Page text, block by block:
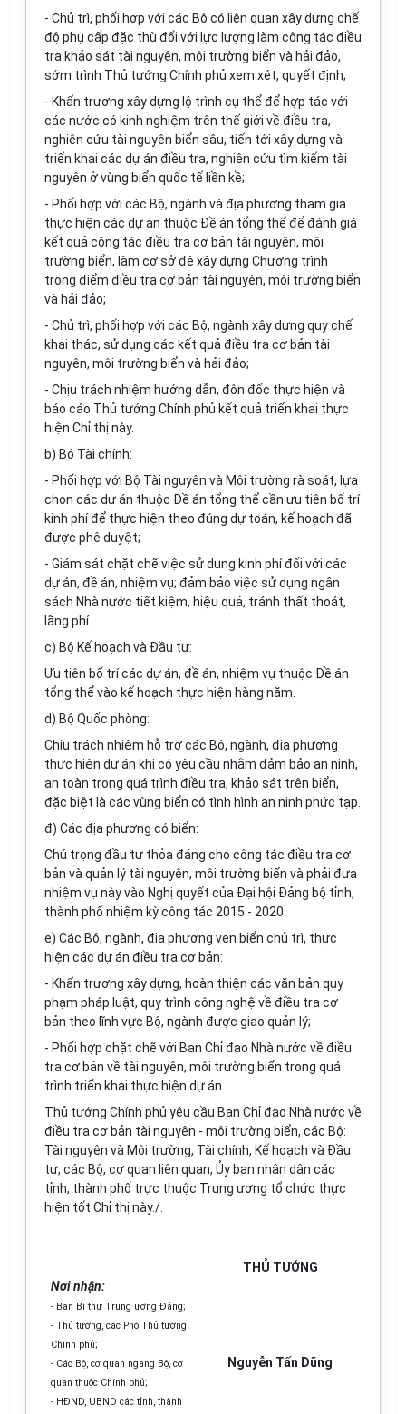
- Chủ trì, phối hợp với các Bộ có liên quan xây dựng chế
độ phụ cấp đặc thù đối với lực lượng làm công tác điều
tra khảo sát tài nguyên, môi trường biển và hải đảo,
sớm trình Thủ tướng Chính phủ xem xét, quyết định;
- Khẩn trương xây dựng lộ trình cụ thể để hợp tác với
các nước có kinh nghiệm trên thế giới về điều tra,
nghiên cứu tài nguyên biển sâu, tiến tới xây dựng và
triển khai các dự án điều tra, nghiên cứu tìm kiếm tài
nguyên ở vùng biển quốc tế liền kề;
- Phối hợp với các Bộ, ngành và địa phương tham gia
thực hiện các dự án thuộc Đề án tổng thể để đánh giá
kết quả công tác điều tra cơ bản tài nguyên, môi
trường biển, làm cơ sở đê xây dựng Chương trình
trọng điểm điều tra cơ bản tài nguyên, môi trường biển
và hải đảo;
- Chủ trì, phối hợp với các Bộ, ngành xây dựng quy chế
khai thác, sử dụng các kết quả điều tra cơ bản tài
nguyên, môi trường biển và hải đảo;
- Chịu trách nhiệm hướng dẫn, đôn đốc thực hiện và
báo cáo Thủ tướng Chính phủ kết quả triển khai thực
hiện Chỉ thị này.
b) Bộ Tài chính:
- Phối hợp với Bộ Tài nguyên và Môi trường rà soát, lựa
chọn các dự án thuộc Đề án tổng thể cần ưu tiên bố trí
kinh phí để thực hiện theo đúng dự toán, kế hoạch đã
được phê duyệt;
- Giám sát chặt chẽ việc sử dụng kinh phí đối với các
dự án, đề án, nhiệm vụ; đảm bảo việc sử dụng ngân
sách Nhà nước tiết kiệm, hiệu quả, tránh thất thoát,
lãng phí.
c) Bộ Kế hoạch và Đầu tư:
Ưu tiên bố trí các dự án, đề án, nhiệm vụ thuộc Đề án
tổng thể vào kế hoạch thực hiện hàng năm.
d) Bộ Quốc phòng:
Chịu trách nhiệm hỗ trợ các Bộ, ngành, địa phương
thực hiện dự án khi có yêu cầu nhằm đảm bảo an ninh,
an toàn trong quá trình điều tra, khảo sát trên biển,
đặc biệt là các vùng biển có tình hình an ninh phức tạp.
đ) Các địa phương có biển:
Chú trọng đầu tư thỏa đáng cho công tác điều tra cơ
bản và quản lý tài nguyên, môi trường biển và phải đưa
nhiệm vụ này vào Nghị quyết của Đại hội Đảng bộ tỉnh,
thành phố nhiệm kỳ công tác 2015 - 2020.
e) Các Bộ, ngành, địa phương ven biển chủ trì, thực
hiện các dự án điều tra cơ bản:
- Khẩn trương xây dựng, hoàn thiện các văn bản quy
phạm pháp luật, quy trình công nghệ về điều tra cơ
bản theo lĩnh vực Bộ, ngành được giao quản lý;
- Phối hợp chặt chẽ với Ban Chỉ đạo Nhà nước về điều
tra cơ bản về tài nguyên, môi trường biển trong quá
trình triển khai thực hiện dự án.
Thủ tướng Chính phủ yêu cầu Ban Chỉ đạo Nhà nước về
điều tra cơ bản tài nguyên - môi trường biển, các Bộ:
Tài nguyên và Môi trường, Tài chính, Kế hoạch và Đầu
tư, các Bộ, cơ quan liên quan, Ủy ban nhân dân các
tỉnh, thành phố trực thuộc Trung ương tổ chức thực
hiện tốt Chỉ thị này./.
Nơi nhận:
- Ban Bí thư Trung ương Đảng;
-Thủ tướng, các Phó Thủ tướng
Chính phủ;
- Các Bộ, cơ quan ngang Bộ, cơ
quan thuộc Chính phủ;
- HĐND, UBND các tỉnh, thành
THỦ TƯỚNG
Nguyễn Tấn Dũng